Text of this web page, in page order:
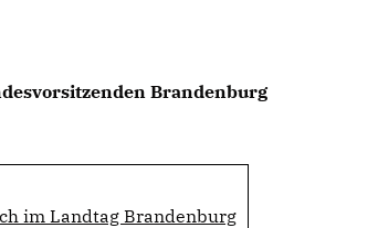
Brandenburg
im Landtag Brandenburg